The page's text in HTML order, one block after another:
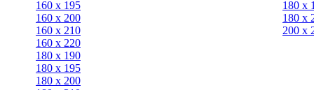
160 х 195
160 х 200
160 x 210
160 x 220
180 х 190
180 х 195
180 х 200
180 х
180 х
200 x